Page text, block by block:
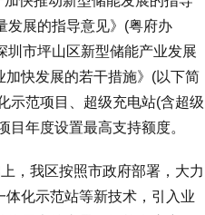
发展的指导意见》(粤府办
圳市坪山区新型储能产业发展
快发展的若干措施》(以下简
示范项目、超级充电站(含超级
年度设置最高支持额度。
，我区按照市政府部署，大力
化示范站等新技术，引入业